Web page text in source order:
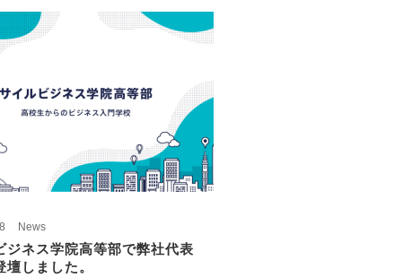
News
ジネス学院高等部で弊社代表
壇しました。